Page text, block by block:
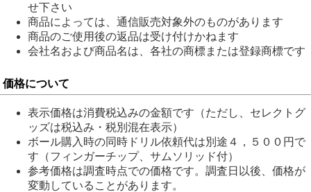
せ下さい
商品によっては、通信販売対象外のものがあります
商品のご使用後の返品は受け付けかねます
会社名および商品名は、各社の商標または登録商標です
価格について
表示価格は消費税込みの金額です（ただし、セレクトグ
ッズは税込み・税別混在表示）
ボール購入時の同時ドリル依頼代は別途４，５００円で
す（フィンガーチップ、サムソリッド付）
参考価格は調査時点での価格です。調査日以後、価格が
変動していることがあります。